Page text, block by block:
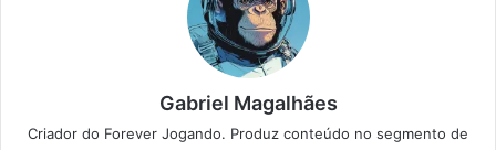
Gabriel Magalhães
Criador do Forever Jogando. Produz conteúdo no segmento de